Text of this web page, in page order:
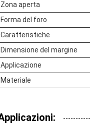
Zona aperta
Forma del foro
Caratteristiche
Dimensione del margine
Applicazione
Materiale